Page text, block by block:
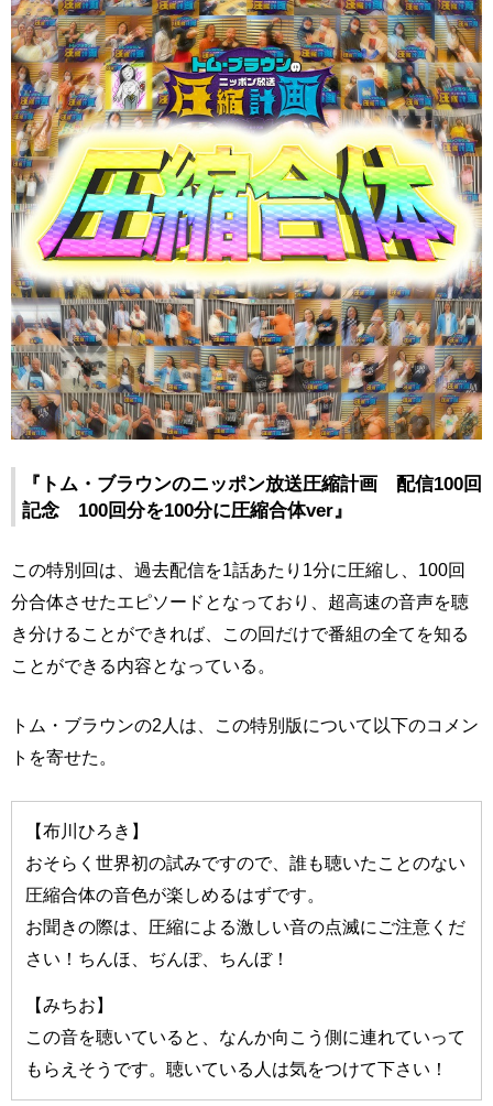
『トム・ブラウンのニッポン放送圧縮計画 配信100回
記念 100回分を100分に圧縮合体ver』
この特別回は、過去配信を1話あたり1分に圧縮し、100回
分合体させたエピソードとなっており、超高速の音声を聴
き分けることができれば、この回だけで番組の全てを知る
ことができる内容となっている。
トム・ブラウンの2人は、この特別版について以下のコメン
トを寄せた。
【布川ひろき】
おそらく世界初の試みですので、誰も聴いたことのない
圧縮合体の音色が楽しめるはずです。
お聞きの際は、圧縮による激しい音の点滅にご注意くだ
さい！ちんほ、ぢんぽ、ちんぼ！
【みちお】
この音を聴いていると、なんか向こう側に連れていって
もらえそうです。聴いている人は気をつけて下さい！